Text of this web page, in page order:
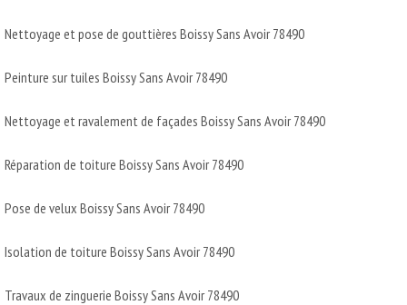
Nettoyage et pose de gouttières Boissy Sans Avoir 78490
Peinture sur tuiles Boissy Sans Avoir 78490
Nettoyage et ravalement de façades Boissy Sans Avoir 78490
Réparation de toiture Boissy Sans Avoir 78490
Pose de velux Boissy Sans Avoir 78490
Isolation de toiture Boissy Sans Avoir 78490
Travaux de zinguerie Boissy Sans Avoir 78490